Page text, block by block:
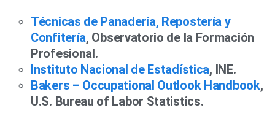
Técnicas de Panadería, Repostería y
Confitería, Observatorio de la Formación
Profesional.
Instituto Nacional de Estadística, INE.
Bakers – Occupational Outlook Handbook,
U.S. Bureau of Labor Statistics.